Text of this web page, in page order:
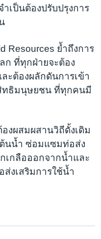
เป็นต้องปรับปรุงการ
Resources ย้ำถึงการ
ก ที่ทุกฝ่ายจะต้อง
ะต้องผลักดันการเข้า
ทธิมนุษยชน ที่ทุกคนมี
งผสมผสานวิถีดั้งเดิม
นน้ำ ซ่อมแซมท่อส่ง
เกลือออกจากน้ำและ
ส่งเสริมการใช้น้ำ